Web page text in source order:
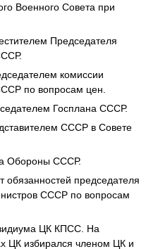
Военного Совета при
Председателя
комиссии
по вопросам цен.
Госплана СССР.
СССР в Совете
Обороны СССР.
обязанностей председателя
СССР по вопросам
ЦК КПСС. На
ЦК избирался членом ЦК и